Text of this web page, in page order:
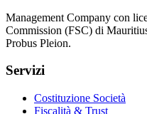
Management Company con
Commission (FSC) di
Probus Pleion.
Servizi
Costituzione Società
Fiscalità & Trust